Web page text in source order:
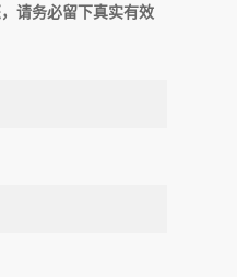
请务必留下真实有效